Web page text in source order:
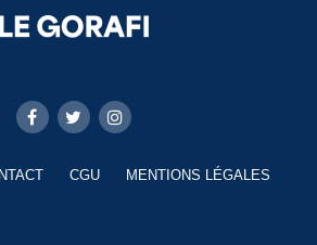
CGU MENTIONS LÉGALES